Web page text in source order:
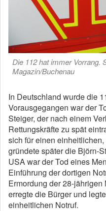
Die 112 hat immer Vorrang.
Magazin/Buchenau
In Deutschland wurde die
Vorausgegangen war der
Steiger, der nach einem
Rettungskräfte zu spät
sich für einen
gründete später die Björn-
USA war der Tod eines
Einführung der dortigen
Ermordung der 28-
erregte die Bürger und
einheitlichen Notruf.